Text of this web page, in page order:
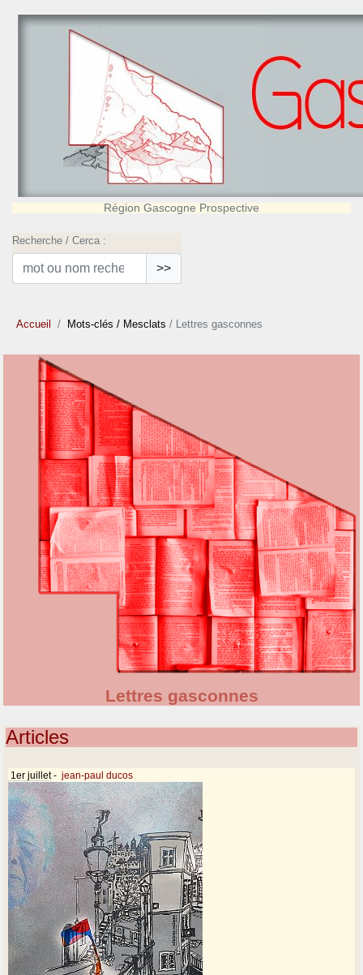
Région Gascogne Prospective
Recherche / Cerca :
>>
Accueil Mots-clés / Mesclats / Lettres gasconnes
Lettres gasconnes
Articles
1er juillet- jean-paul ducos